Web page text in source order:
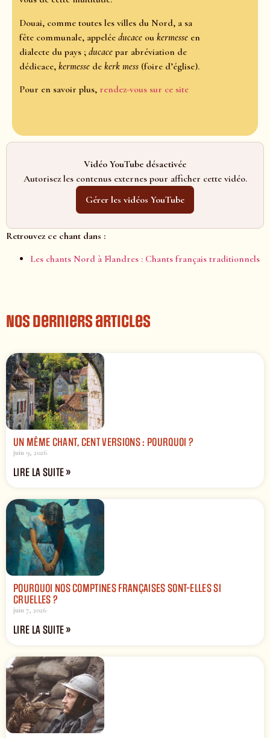
Douai, comme toutes les villes du Nord, a sa
fête communale, appelée ducace ou kermesse en
dialecte du pays ; ducace par abréviation de
dédicace, kermesse de kerk mess (foire d’église).
Pour en savoir plus, rendez-vous sur ce site
Vidéo YouTube désactivée
Autorisez les contenus externes pour afficher cette vidéo.
Gérer les vidéos YouTube
Retrouvez ce chant dans :
Les chants Nord à Flandres : Chants français traditionnels
Nos derniers articles
UN MÊME CHANT, CENT VERSIONS : POURQUOI ?
juin 9, 2026
LIRE LA SUITE »
POURQUOI NOS COMPTINES FRANÇAISES SONT-ELLES SI
CRUELLES ?
juin 7, 2026
LIRE LA SUITE »